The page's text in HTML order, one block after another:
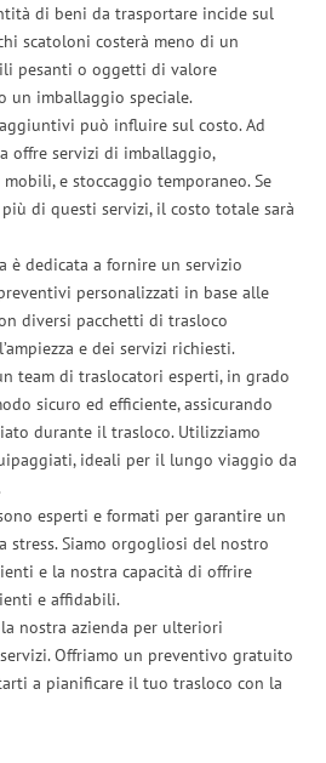
di beni da trasportare incide sul
scatoloni costerà meno di un
pesanti o oggetti di valore
un imballaggio speciale.
può influire sul costo. Ad
offre servizi di imballaggio,
e stoccaggio temporaneo. Se
di questi servizi, il costo totale sarà
è dedicata a fornire un servizio
personalizzati in base alle
diversi pacchetti di trasloco
e dei servizi richiesti.
team di traslocatori esperti, in grado
sicuro ed efficiente, assicurando
durante il trasloco. Utilizziamo
ideali per il lungo viaggio da
esperti e formati per garantire un
stress. Siamo orgogliosi del nostro
e la nostra capacità di offrire
e affidabili.
nostra azienda per ulteriori
Offriamo un preventivo gratuito
a pianificare il tuo trasloco con la